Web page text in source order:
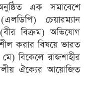
এক সমাবেশে
চেয়ারম্যান
বিক্রম) অভিযোগ
করার বিষয়ে ভারত
বিকেলে রাজশাহীর
ঐক্যের আয়োজিত